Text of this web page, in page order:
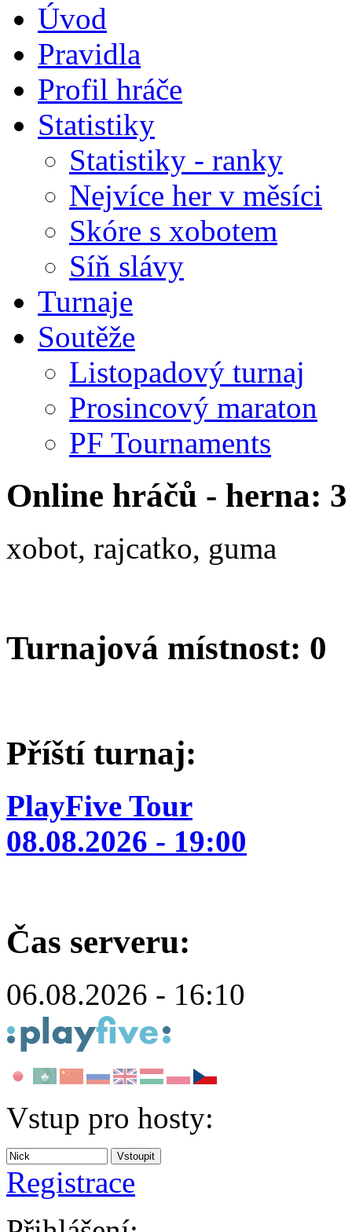
Úvod
Pravidla
Profil hráče
Statistiky
Statistiky - ranky
Nejvíce her v měsíci
Skóre s xobotem
Síň slávy
Turnaje
Soutěže
Listopadový turnaj
Prosincový maraton
PF Tournaments
Online hráčů - herna: 3
xobot, rajcatko, guma
Turnajová místnost: 0
Příští turnaj:
PlayFive Tour
08.08.2026 - 19:00
Čas serveru:
06.08.2026 - 16:10
Vstup pro hosty:
Registrace